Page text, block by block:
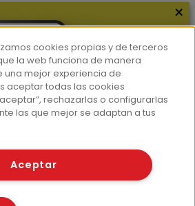
Hemeroteca
Contacto
Prensa
Consumer
Fundación EROSKI
de cookies
×
cookies propias y de terceros
la web funciona de manera
una mejor experiencia de
aceptar todas las cookies
rechazarlas o configurarlas
las que mejor se adaptan a tus
Aceptar